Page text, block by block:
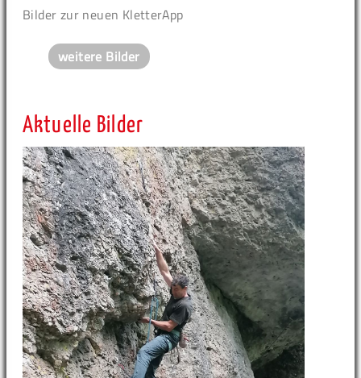
Bilder zur neuen KletterApp
weitere Bilder
Aktuelle Bilder